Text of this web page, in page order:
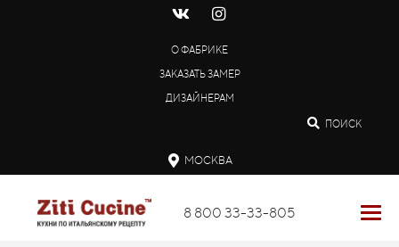
О ФАБРИКЕ
ЗАКАЗАТЬ ЗАМЕР
ДИЗАЙНЕРАМ
ПОИСК
МОСКВА
8 800 33-33-805